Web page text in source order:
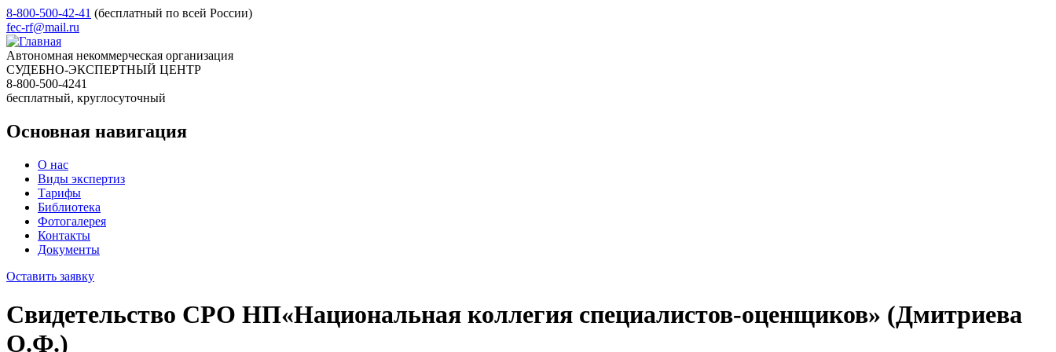
8-800-500-42-41 (бесплатный по всей России)
fec-rf@mail.ru
Автономная некоммерческая организация
СУДЕБНО-ЭКСПЕРТНЫЙ ЦЕНТР
8-800-500-4241
бесплатный, круглосуточный
Основная навигация
О нас
Виды экспертиз
Тарифы
Библиотека
Фотогалерея
Контакты
Документы
Оставить заявку
Свидетельство СРО НП«Национальная коллегия специалистов-оценщиков» (Дмитриева
О.Ф.)